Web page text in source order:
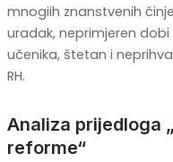
mnogiih znanstvenih
uradak, neprimjeren
učenika, štetan i
RH.
Analiza prijedloga
reforme“